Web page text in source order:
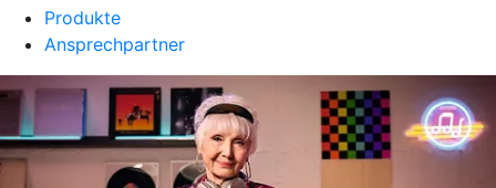
Produkte
Ansprechpartner